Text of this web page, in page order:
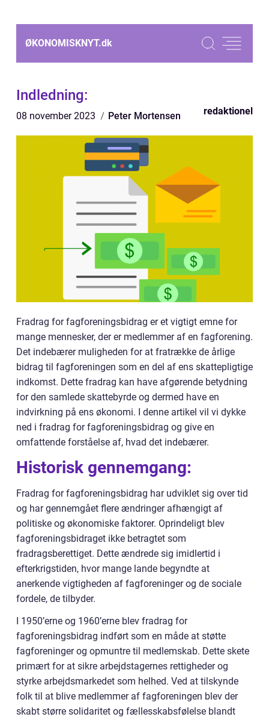
ØKONOMISKNYT.dk
Indledning:
08 november 2023 Peter Mortensen redaktionel
Fradrag for fagforeningsbidrag er et vigtigt emne for
mange mennesker, der er medlemmer af en fagforening.
Det indebærer muligheden for at fratrække de årlige
bidrag til fagforeningen som en del af ens skattepligtige
indkomst. Dette fradrag kan have afgørende betydning
for den samlede skattebyrde og dermed have en
indvirkning på ens økonomi. I denne artikel vil vi dykke
ned i fradrag for fagforeningsbidrag og give en
omfattende forståelse af, hvad det indebærer.
Historisk gennemgang:
Fradrag for fagforeningsbidrag har udviklet sig over tid
og har gennemgået flere ændringer afhængigt af
politiske og økonomiske faktorer. Oprindeligt blev
fagforeningsbidraget ikke betragtet som
fradragsberettiget. Dette ændrede sig imidlertid i
efterkrigstiden, hvor mange lande begyndte at
anerkende vigtigheden af fagforeninger og de sociale
fordele, de tilbyder.
I 1950’erne og 1960’erne blev fradrag for
fagforeningsbidrag indført som en måde at støtte
fagforeninger og opmuntre til medlemskab. Dette skete
primært for at sikre arbejdstagernes rettigheder og
styrke arbejdsmarkedet som helhed. Ved at tilskynde
folk til at blive medlemmer af fagforeningen blev der
skabt større solidaritet og fællesskabsfølelse blandt